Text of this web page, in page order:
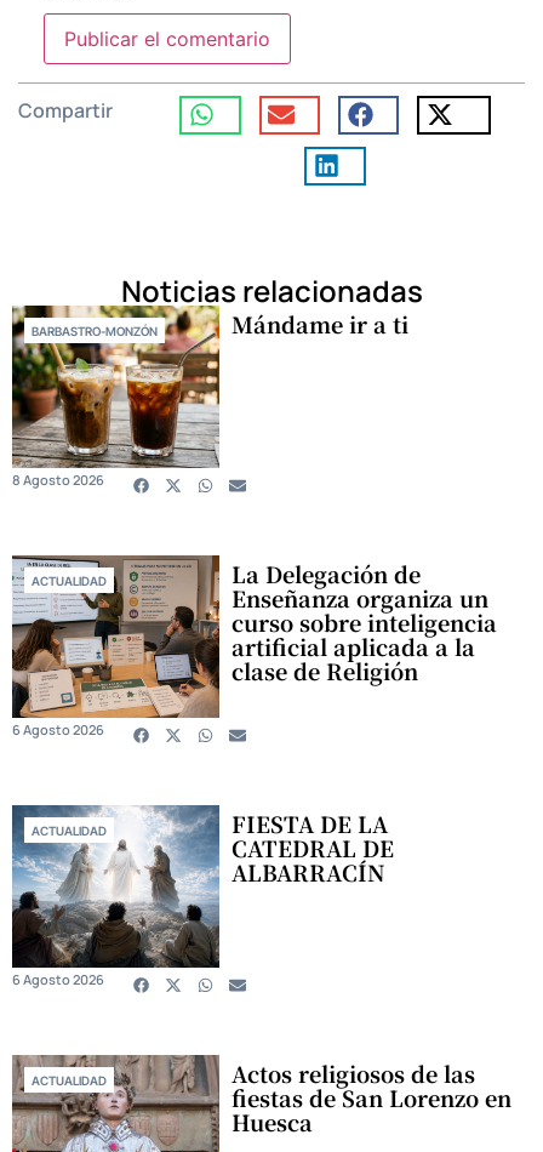
Compartir
Noticias relacionadas
BARBASTRO-MONZÓN Mándame ir a ti
8 Agosto 2026
ACTUALIDAD La Delegación de
Enseñanza organiza un
curso sobre inteligencia
artificial aplicada a la
clase de Religión
6 Agosto 2026
ACTUALIDAD FIESTA DE LA
CATEDRAL DE
ALBARRACÍN
6 Agosto 2026
ACTUALIDAD Actos religiosos de las
fiestas de San Lorenzo en
Huesca